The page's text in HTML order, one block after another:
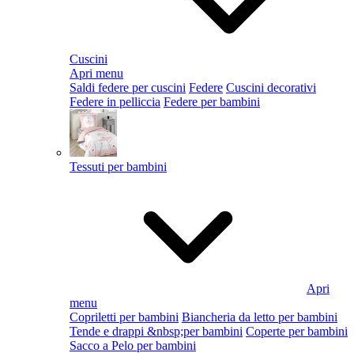
Cuscini
Apri menu
Saldi federe per cuscini Federe Cuscini decorativi
Federe in pelliccia Federe per bambini
Tessuti per bambini
Apri
menu
Copriletti per bambini Biancheria da letto per bambini
Tende e drappi &nbsp;per bambini Coperte per bambini
Sacco a Pelo per bambini